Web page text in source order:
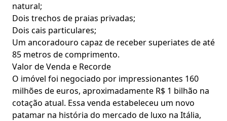
natural;
Dois trechos de praias privadas;
Dois cais particulares;
Um ancoradouro capaz de receber superiates de até
85 metros de comprimento.
Valor de Venda e Recorde
O imóvel foi negociado por impressionantes 160
milhões de euros, aproximadamente R$ 1 bilhão na
cotação atual. Essa venda estabeleceu um novo
patamar na história do mercado de luxo na Itália,